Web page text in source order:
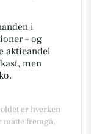
i
– og
aktieandel
men
er hverken
måtte fremgå,